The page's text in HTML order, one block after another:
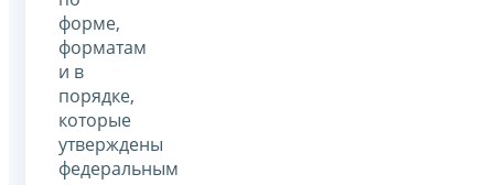
форме,
форматам
и в
порядке,
которые
утверждены
федеральным